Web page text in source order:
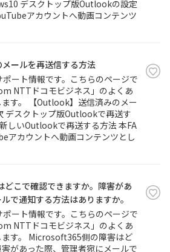
デスクトップ版Outlookの設定
アカウントへ動画コンテンツ
ールを再送信する方法
ート情報です。こちらのページで
NTTドコモビジネス」のよくあ
す。 【Outlook】送信済みのメー
デスクトップ版Outlookで再送す
しいOutlookで再送する方法 本FA
アカウントへ動画コンテンツとし
こで確認できますか。障害があ
で通知する方法はありますか。
ート情報です。こちらのページで
NTTドコモビジネス」のよくあ
す。 Microsoft365側の障害はど
があった際、管理者宛にメールで